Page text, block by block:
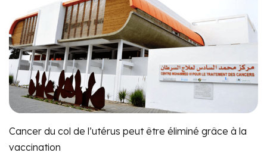
Cancer du col de l’utérus peut être éliminé grâce à la
vaccination